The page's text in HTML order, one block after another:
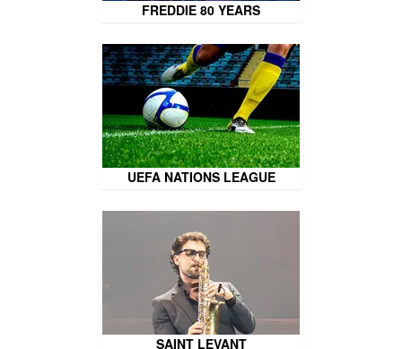
FREDDIE 80 YEARS
UEFA NATIONS LEAGUE
SAINT LEVANT